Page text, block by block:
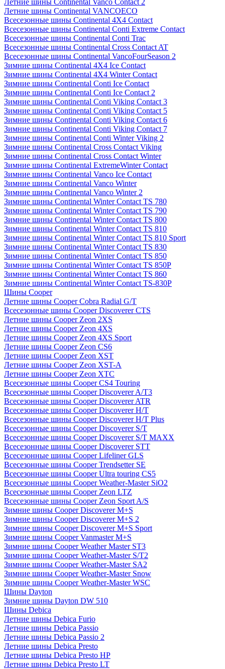
Летние шины Continental Vanco Contact 2
Летние шины Continental VANCOECO
Всесезонные шины Continental 4X4 Contact
Всесезонные шины Continental Conti Extreme Contact
Всесезонные шины Continental Conti Trac
Всесезонные шины Continental Cross Contact AT
Всесезонные шины Continental VancoFourSeason 2
Зимние шины Continental 4X4 Ice Contact
Зимние шины Continental 4X4 Winter Contact
Зимние шины Continental Conti Ice Contact
Зимние шины Continental Conti Ice Contact 2
Зимние шины Continental Conti Viking Contact 3
Зимние шины Continental Conti Viking Contact 5
Зимние шины Continental Conti Viking Contact 6
Зимние шины Continental Conti Viking Contact 7
Зимние шины Continental Conti Winter Viking 2
Зимние шины Continental Cross Contact Viking
Зимние шины Continental Cross Contact Winter
Зимние шины Continental ExtremeWinter Contact
Зимние шины Continental Vanco Ice Contact
Зимние шины Continental Vanco Winter
Зимние шины Continental Vanco Winter 2
Зимние шины Continental Winter Contact TS 780
Зимние шины Continental Winter Contact TS 790
Зимние шины Continental Winter Contact TS 800
Зимние шины Continental Winter Contact TS 810
Зимние шины Continental Winter Contact TS 810 Sport
Зимние шины Continental Winter Contact TS 830
Зимние шины Continental Winter Contact TS 850
Зимние шины Continental Winter Contact TS 850P
Зимние шины Continental Winter Contact TS 860
Зимние шины Continental Winter Contact TS-830P
Шины Cooper
Летние шины Cooper Cobra Radial G/T
Всесезонные шины Cooper Discoverer CTS
Летние шины Cooper Zeon 2XS
Летние шины Cooper Zeon 4XS
Летние шины Cooper Zeon 4XS Sport
Летние шины Cooper Zeon CS6
Летние шины Cooper Zeon XST
Летние шины Cooper Zeon XST-A
Летние шины Cooper Zeon XTC
Всесезонные шины Cooper CS4 Touring
Всесезонные шины Cooper Discoverer A/T3
Всесезонные шины Cooper Discoverer ATR
Всесезонные шины Cooper Discoverer H/T
Всесезонные шины Cooper Discoverer H/T Plus
Всесезонные шины Cooper Discoverer S/T
Всесезонные шины Cooper Discoverer S/T MAXX
Всесезонные шины Cooper Discoverer STT
Всесезонные шины Cooper Lifeliner GLS
Всесезонные шины Cooper Trendsetter SE
Всесезонные шины Cooper Ultra touring CS5
Всесезонные шины Cooper Weather-Master SiO2
Всесезонные шины Cooper Zeon LTZ
Всесезонные шины Cooper Zeon Sport A/S
Зимние шины Cooper Discoverer M+S
Зимние шины Cooper Discoverer M+S 2
Зимние шины Cooper Discoverer M+S Sport
Зимние шины Cooper Vanmaster M+S
Зимние шины Cooper Weather Master ST3
Зимние шины Cooper Weather-Master S/T2
Зимние шины Cooper Weather-Master SA2
Зимние шины Cooper Weather-Master Snow
Зимние шины Cooper Weather-Master WSC
Шины Dayton
Зимние шины Dayton DW 510
Шины Debica
Летние шины Debica Furio
Летние шины Debica Passio
Летние шины Debica Passio 2
Летние шины Debica Presto
Летние шины Debica Presto HP
Летние шины Debica Presto LT